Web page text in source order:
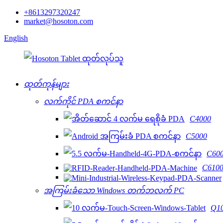
+8613297320247
market@hosoton.com
English
ထုတ်ကုန်များ
လက်ကိုင် PDA စကင်နာ
C4000
C5000
C6100
အကြမ်းခံသော Windows တက်ဘလက် PC